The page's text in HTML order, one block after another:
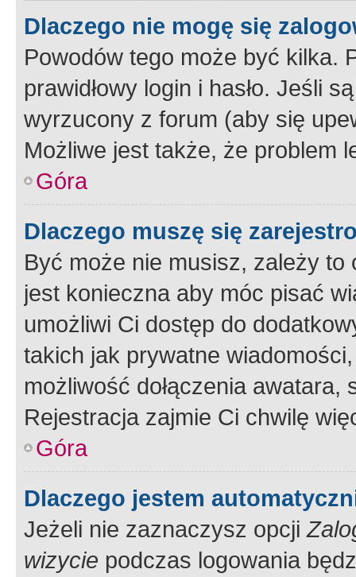
Dlaczego nie mogę się
Powodów tego może być kilka.
prawidłowy login i hasło. Jeśli
wyrzucony z forum (aby się
Możliwe jest także, że problem
Góra
Dlaczego muszę się
Być może nie musisz, zależy
jest konieczna aby móc pisać
umożliwi Ci dostęp do
takich jak prywatne
możliwość dołączenia
Rejestracja zajmie Ci chwilę
Góra
Dlaczego jestem
Jeżeli nie zaznaczysz opcji
wizycie podczas logowania